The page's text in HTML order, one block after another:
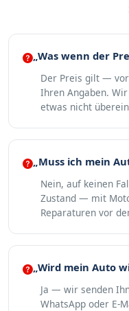
„Was wenn der
Der Preis gilt —
Ihren Angaben.
etwas nicht
„Muss ich mein
Nein, auf keinen
Zustand — mit
Reparaturen vor
„Wird mein Auto
Ja — wir senden
WhatsApp oder E-